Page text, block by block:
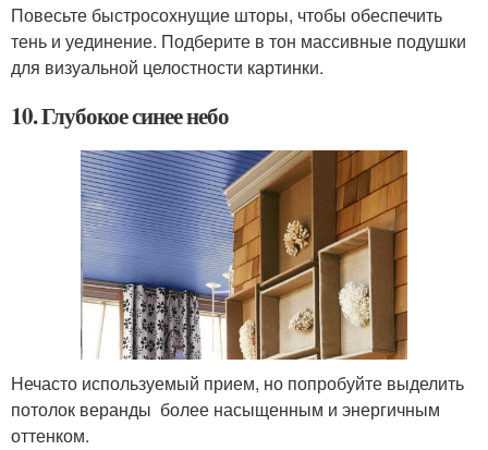
Повесьте быстросохнущие шторы, чтобы обеспечить
тень и уединение. Подберите в тон массивные подушки
для визуальной целостности картинки.
10. Глубокое синее небо
Нечасто используемый прием, но попробуйте выделить
потолок веранды более насыщенным и энергичным
оттенком.